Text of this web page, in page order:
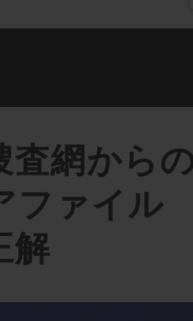
査網から
ファイル